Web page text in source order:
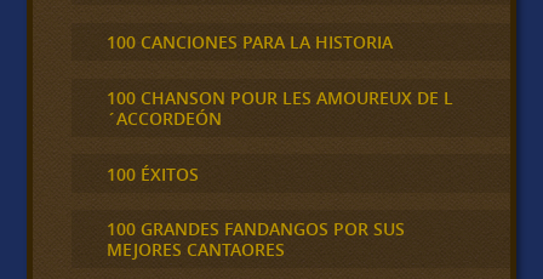
100 CANCIONES PARA LA HISTORIA
100 CHANSON POUR LES AMOUREUX DE L
´ACCORDEÓN
100 ÉXITOS
100 GRANDES FANDANGOS POR SUS
MEJORES CANTAORES